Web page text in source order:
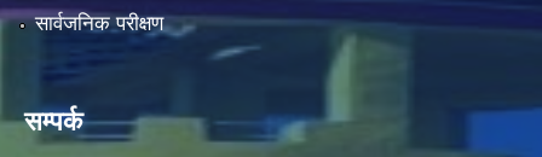
सार्वजनिक परीक्षण
सम्पर्क